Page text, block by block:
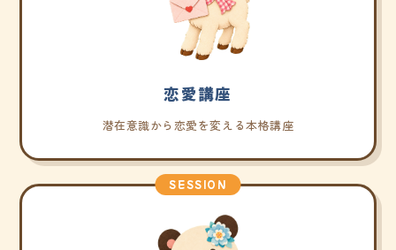
恋愛講座
潜在意識から恋愛を変える本格講座
SESSION